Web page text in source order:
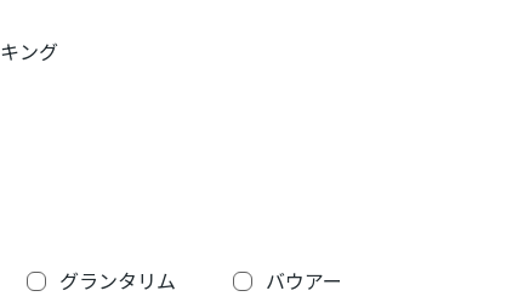
キング
グランタリム
バウアー